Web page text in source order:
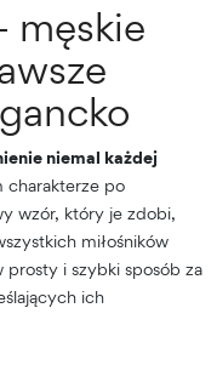
męskie
niemal każdej
charakterze po
wzór, który je zdobi,
miłośników
i szybki sposób za
ich